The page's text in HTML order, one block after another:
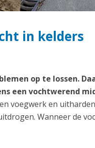
in kelders
op te lossen.
een vochtwerend
voegwerk en
Wanneer de